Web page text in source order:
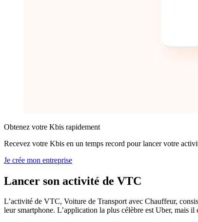
Obtenez votre Kbis rapidement
Recevez votre Kbis en un temps record pour lancer votre
Je crée mon entreprise
Lancer son activité de VTC
L’activité de VTC, Voiture de Transport avec Chauffeur,
leur smartphone. L’application la plus célèbre est Uber, mais il